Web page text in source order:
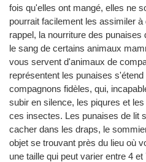
fois qu'elles ont mangé, elles ne
pourrait facilement les assimiler
rappel, la nourriture des
le sang de certains animaux
vous servent d'animaux de
représentent les punaises
compagnons fidèles, qui,
subir en silence, les piqures et
ces insectes. Les punaises de lit
cacher dans les draps, le
objet se trouvant près du lieu où
une taille qui peut varier entre 4